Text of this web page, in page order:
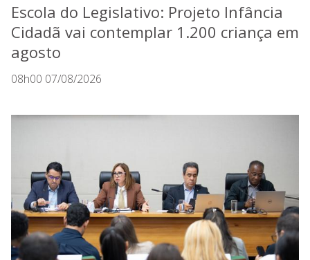
Escola do Legislativo: Projeto Infância
Cidadã vai contemplar 1.200 criança em
agosto
08h00 07/08/2026